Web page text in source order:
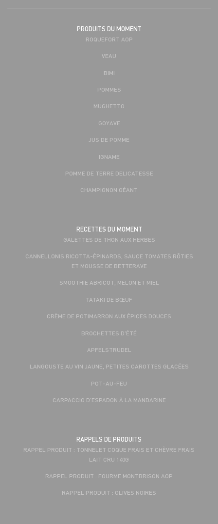
PRODUITS DU MOMENT
ROQUEFORT AOP
VEAU
BIMI
POMMES
MUGHETTO
GOYAVE
JUS DE POMME
IGNAME
POMME DE TERRE DELICATESSE
CHAMPIGNON GÉANT
RECETTES DU MOMENT
GALETTES DE THON AUX HERBES
CANNELLONIS RICOTTA-ÉPINARDS, SAUCE TOMATES RÔTIES
ET MOUSSE DE BETTERAVE
SMOOTHIE ABRICOT, MELON ET MIEL
TATAKI DE BŒUF
CRÈME DE POTIMARRON AUX ÉPICES DOUCES
BROCHETTES D'ÉTÉ
APFELSTRUDEL
LANGOUSTE AU VIN JAUNE, PETITES CAROTTES GLACÉES
POT-AU-FEU
CARPACCIO D’ESPADON À LA MANDARINE
RAPPELS DE PRODUITS
RAPPEL PRODUIT : TONNELET COQUE FRAIS ET CHÈVRE FRAIS
LAIT CRU 140G
RAPPEL PRODUIT : FOURME MONTBRISON AOP
RAPPEL PRODUIT : OLIVES NOIRES